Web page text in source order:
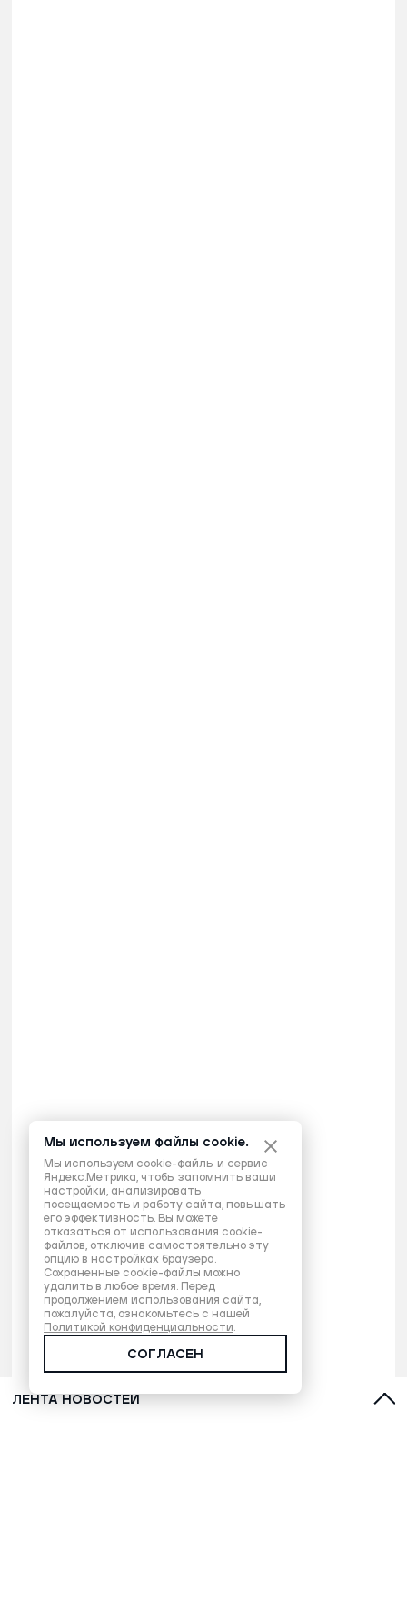
ЛЕНТА НОВОСТЕЙ
Мы используем файлы cookie.
Мы используем cookie-файлы и сервис
Яндекс.Метрика, чтобы запомнить ваши
настройки, анализировать
посещаемость и работу сайта, повышать
его эффективность. Вы можете
отказаться от использования cookie-
файлов, отключив самостоятельно эту
опцию в настройках браузера.
Сохраненные cookie-файлы можно
удалить в любое время. Перед
продолжением использования сайта,
пожалуйста, ознакомьтесь с нашей
Политикой конфиденциальности.
СОГЛАСЕН